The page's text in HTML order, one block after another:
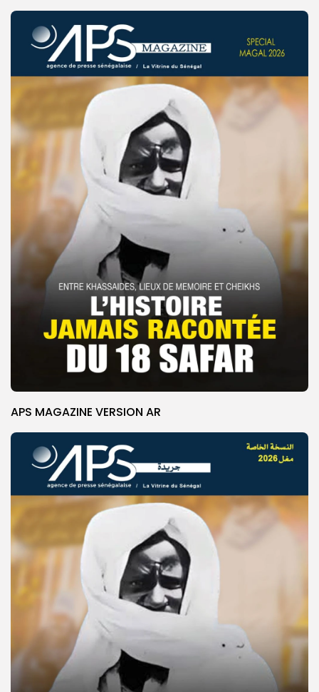
© Copyright 2025, APS
APS MAGAZINE VERSION AR